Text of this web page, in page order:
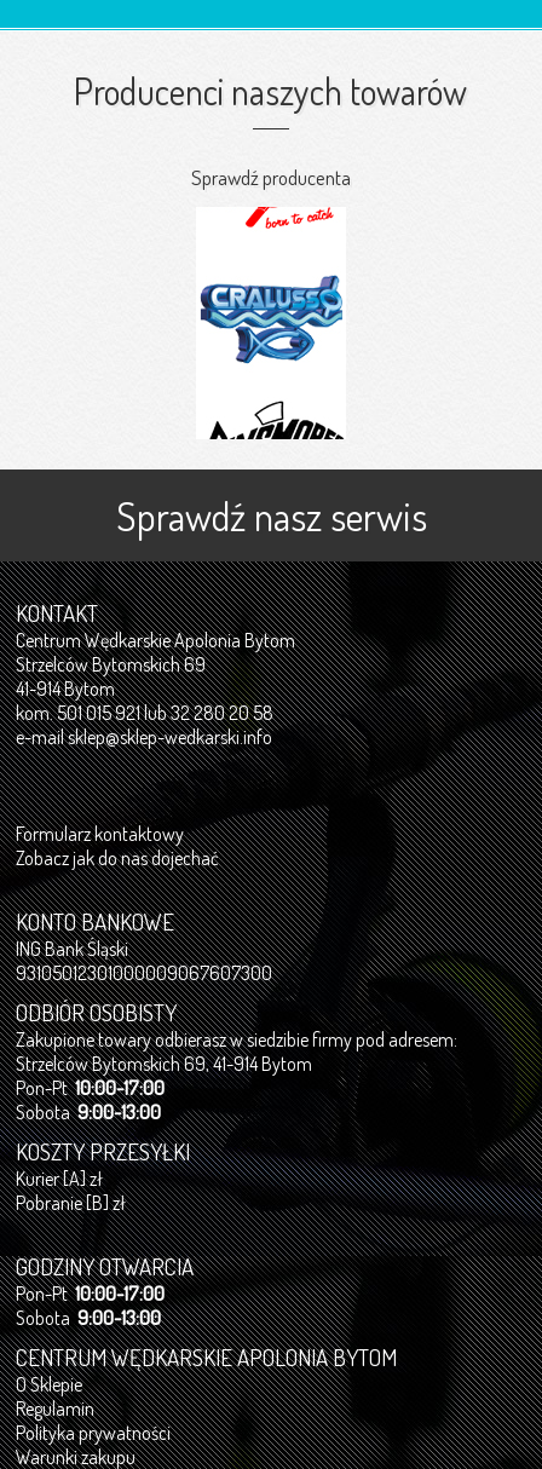
Producenci naszych towarów
Sprawdź producenta
Sprawdź nasz serwis
KONTAKT
Centrum Wędkarskie Apolonia Bytom
Strzelców Bytomskich 69
41-914 Bytom
kom. 501 015 921 lub 32 280 20 58
e-mailsklep@sklep-wedkarski.info
Formularz kontaktowy
Zobacz jak do nas dojechać
KONTO BANKOWE
ING Bank Śląski
93105012301000009067607300
ODBIÓR OSOBISTY
Zakupione towary odbierasz w siedzibie firmy pod adresem:
Strzelców Bytomskich 69, 41-914 Bytom
Pon-Pt10:00-17:00
Sobota9:00-13:00
KOSZTY PRZESYŁKI
Kurier [A] zł
Pobranie [B] zł
GODZINY OTWARCIA
Pon-Pt10:00-17:00
Sobota9:00-13:00
CENTRUM WĘDKARSKIE APOLONIA BYTOM
O Sklepie
Regulamin
Polityka prywatności
Warunki zakupu